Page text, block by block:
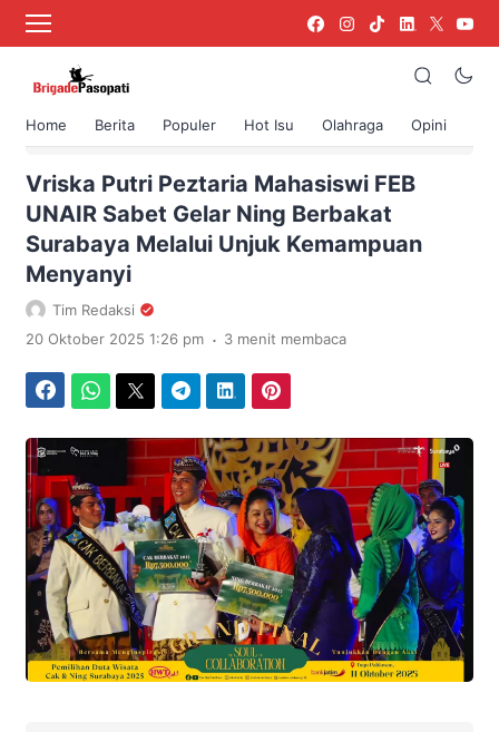
Home Berita Populer Hot Isu Olahraga Opini
›
Vriska Putri Peztaria Mahasiswi FEB
UNAIR Sabet Gelar Ning Berbakat
Surabaya Melalui Unjuk Kemampuan
Menyanyi
Tim Redaksi
20 Oktober 2025 1:26 pm . 3 menit membaca